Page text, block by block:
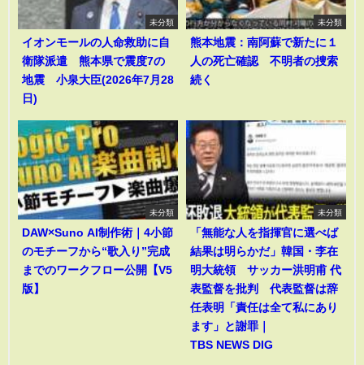
未分類
イオンモールの人命救助に自
衛隊派遣 熊本県で震度7の
地震 小泉大臣(2026年7月28
日)
未分類
熊本地震：南阿蘇で新たに１
人の死亡確認 不明者の捜索
続く
未分類
DAW×Suno AI制作術｜4小節
のモチーフから“歌入り”完成
までのワークフロー公開【V5
版】
未分類
「無能な人を指揮官に選べば
結果は明らかだ」韓国・李在
明大統領 サッカー洪明甫 代
表監督を批判 代表監督は辞
任表明「責任は全て私にあり
ます」と謝罪｜
TBS NEWS DIG